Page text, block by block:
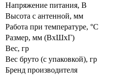
Нaпряжение питaния, В
Высота c антенной, мм
Работа при температуре, °C
Размер, мм (ВхШхГ)
Вес, гр
Вес бруто (с упаковкой), гр
Бренд производителя